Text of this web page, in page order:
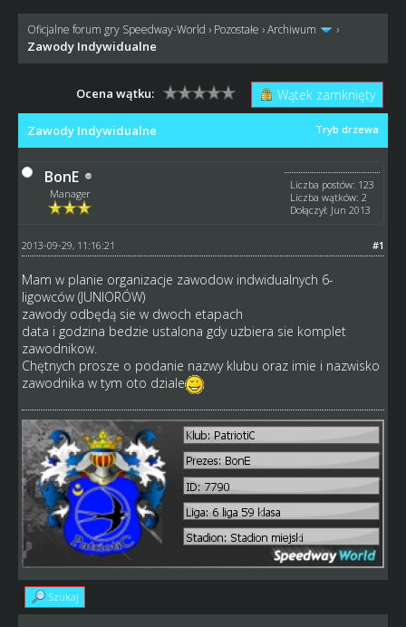
Oficjalne forum gry Speedway-World › Pozostałe ›Archiwum ›
Zawody Indywidualne
Wątek zamknięty
Ocena wątku:
Tryb drzewa
Zawody Indywidualne
BonE
Manager
Liczba postów: 123
Liczba wątków: 2
Dołączył: Jun 2013
#1
2013-09-29, 11:16:21
Mam w planie organizacje zawodow indwidualnych 6-
ligowców (JUNIORÓW)
zawody odbędą sie w dwoch etapach
data i godzina bedzie ustalona gdy uzbiera sie komplet
zawodnikow.
Chętnych prosze o podanie nazwy klubu oraz imie i nazwisko
zawodnika w tym oto dziale
Szukaj